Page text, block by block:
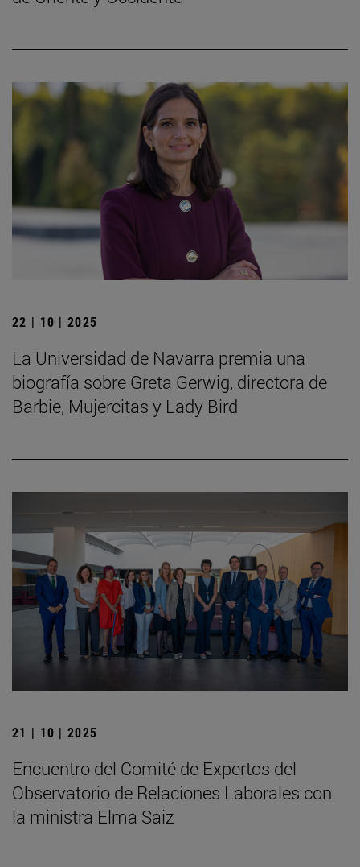
22 | 10 | 2025
La Universidad de Navarra premia una
biografía sobre Greta Gerwig, directora de
Barbie, Mujercitas y Lady Bird
21 | 10 | 2025
Encuentro del Comité de Expertos del
Observatorio de Relaciones Laborales con
la ministra Elma Saiz